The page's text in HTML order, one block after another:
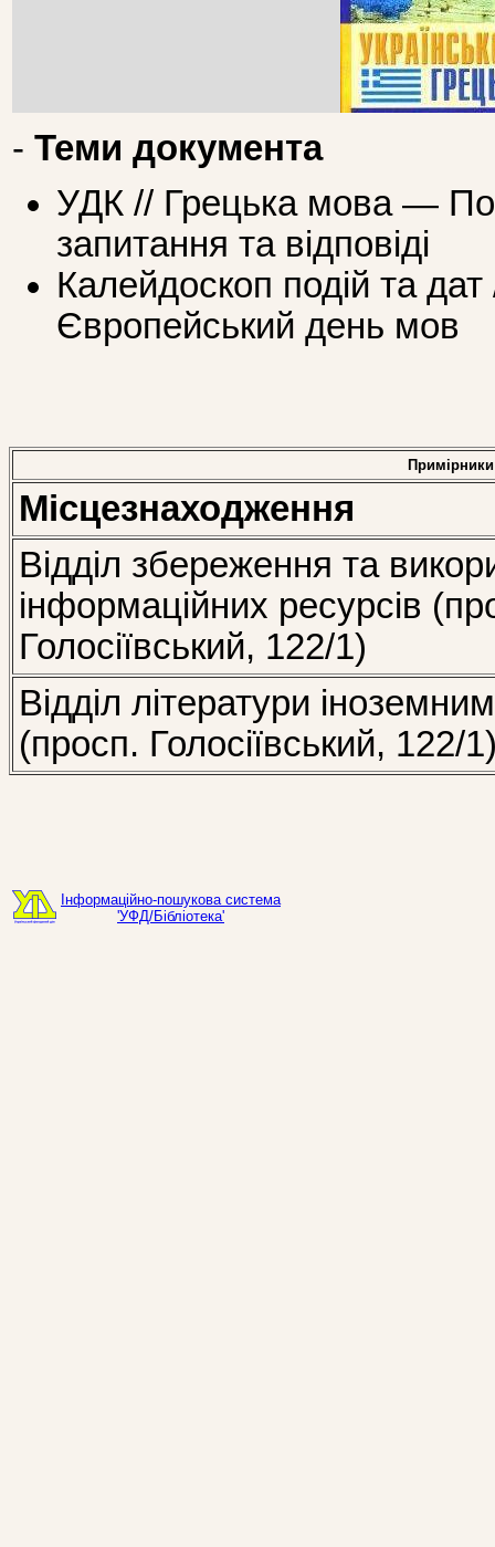
- Теми документа
УДК // Грецька мова —
запитання та відповіді
Калейдоскоп подій та
Європейський день мов
Примірники
Місцезнаходження
Відділ збереження та
інформаційних ресурсів
Голосіївський, 122/1)
Відділ літератури
(просп. Голосіївський, 122/
Інформаційно-пошукова система
'УФД/Бібліотека'